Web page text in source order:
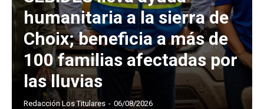
humanitaria a la sierra de
Choix; beneficia a más de
100 familias afectadas por
las lluvias
Redacción Los Titulares - 06/08/2026